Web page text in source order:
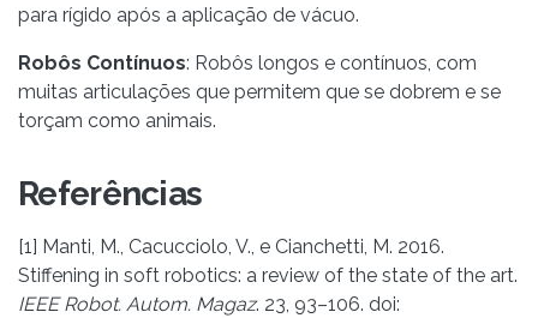
para rígido após a aplicação de vácuo.
Robôs Contínuos: Robôs longos e contínuos, com
muitas articulações que permitem que se dobrem e se
torçam como animais.
Referências
[1] Manti, M., Cacucciolo, V., e Cianchetti, M. 2016.
Stiffening in soft robotics: a review of the state of the art.
IEEE Robot. Autom. Magaz. 23, 93–106. doi: